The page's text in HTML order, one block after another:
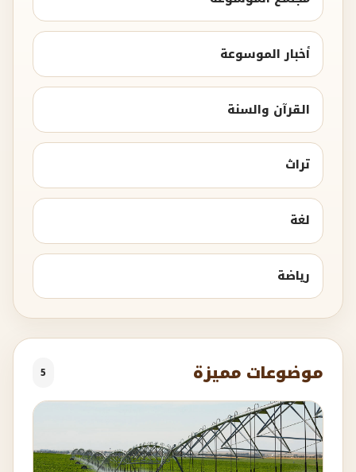
أخبار الموسوعة
القرآن والسنة
تراث
لغة
رياضة
موضوعات مميزة 5